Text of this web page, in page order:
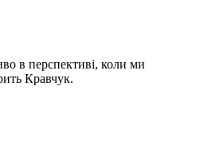
в перспективі, коли ми
Кравчук.